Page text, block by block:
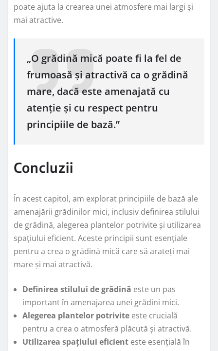
poate ajuta la crearea unei atmosfere mai largi și
mai atractive.
„O grădină mică poate fi la fel de
frumoasă și atractivă ca o grădină
mare, dacă este amenajată cu
atenție și cu respect pentru
principiile de bază.”
Concluzii
În acest capitol, am explorat principiile de bază ale
amenajării grădinilor mici, inclusiv definirea stilului
de grădină, alegerea plantelor potrivite și utilizarea
spațiului eficient. Aceste principii sunt esențiale
pentru a crea o grădină mică care să arateți mai
mare și mai atractivă.
Definirea stilului de grădină este un pas
important în amenajarea unei grădini mici.
Alegerea plantelor potrivite este crucială
pentru a crea o atmosferă plăcută și atractivă.
Utilizarea spațiului eficient este esențială în